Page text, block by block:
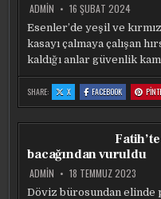
ADMIN 16 ŞUBAT 2024
Esenler’de yeşil ve
kasayı çalmaya çalışan
kaldığı anlar güvenlik
SHARE: X:
İSTANBUL’DA
HIRSIZ,
ÇALIŞTIĞI
KALDI
FACEBOOK:
İSTANBUL’DA
HIRSIZ,
ÇALIŞTIĞI
ALTINDA
KALDI
bacağından vuruldu
ADMIN 18 TEMMUZ 2023
Döviz bürosundan elinde